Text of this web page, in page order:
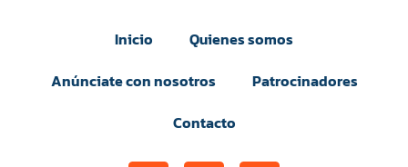
Inicio
Quienes somos
Anúnciate con nosotros
Patrocinadores
Contacto